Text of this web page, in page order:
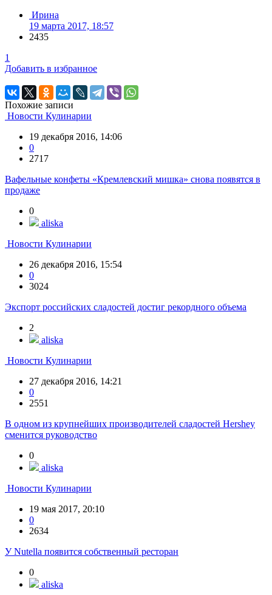
Ирина
19 марта 2017, 18:57
2435
1
Добавить в избранное
Похожие записи
Новости Кулинарии
19 декабря 2016, 14:06
0
2717
Вафельные конфеты «Кремлевский мишка» снова появятся в
продаже
0
aliska
Новости Кулинарии
26 декабря 2016, 15:54
0
3024
Экспорт российских сладостей достиг рекордного объема
2
aliska
Новости Кулинарии
27 декабря 2016, 14:21
0
2551
В одном из крупнейших производителей сладостей Hershey
сменится руководство
0
aliska
Новости Кулинарии
19 мая 2017, 20:10
0
2634
У Nutella появится собственный ресторан
0
aliska